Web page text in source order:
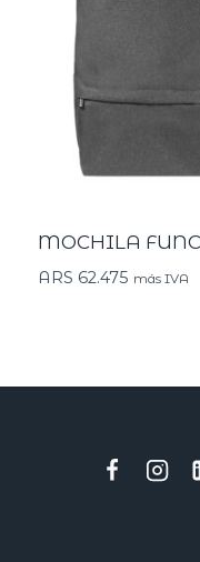
MOCHILA
ARS 62.475 más IVA